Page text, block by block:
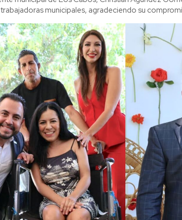
municipales, agradeciendo su